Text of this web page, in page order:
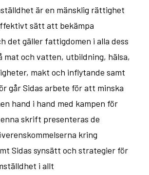
är en mänsklig rättighet
sätt att bekämpa
det gäller fattigdomen i alla dess
mat och vatten, utbildning, hälsa,
makt och inflytande samt
går Sidas arbete för att minska
hand i hand med kampen för
skrift presenteras de
kring
Sidas synsätt och strategier för
i allt